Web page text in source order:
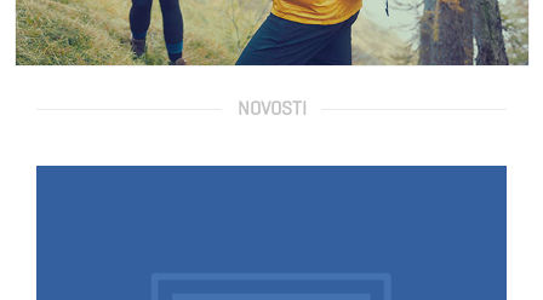
NOVOSTI